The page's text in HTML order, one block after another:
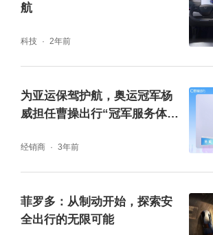
匠心品质的前提下结合百年经验
航
科技 2年前
为亚运保驾护航，奥运冠军杨
威担任曹操出行“冠军服务体验
经销商 3年前
菲罗多：从制动开始，探索安
全出行的无限可能